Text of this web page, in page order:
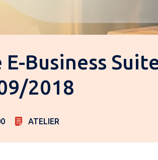
Business
2018
ATELIER